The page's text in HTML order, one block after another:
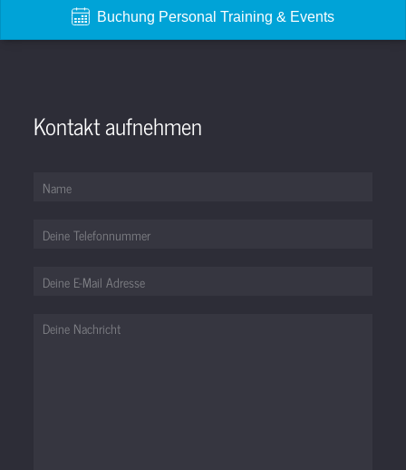
Kontakt aufnehmen
Buchung Personal Training & Events